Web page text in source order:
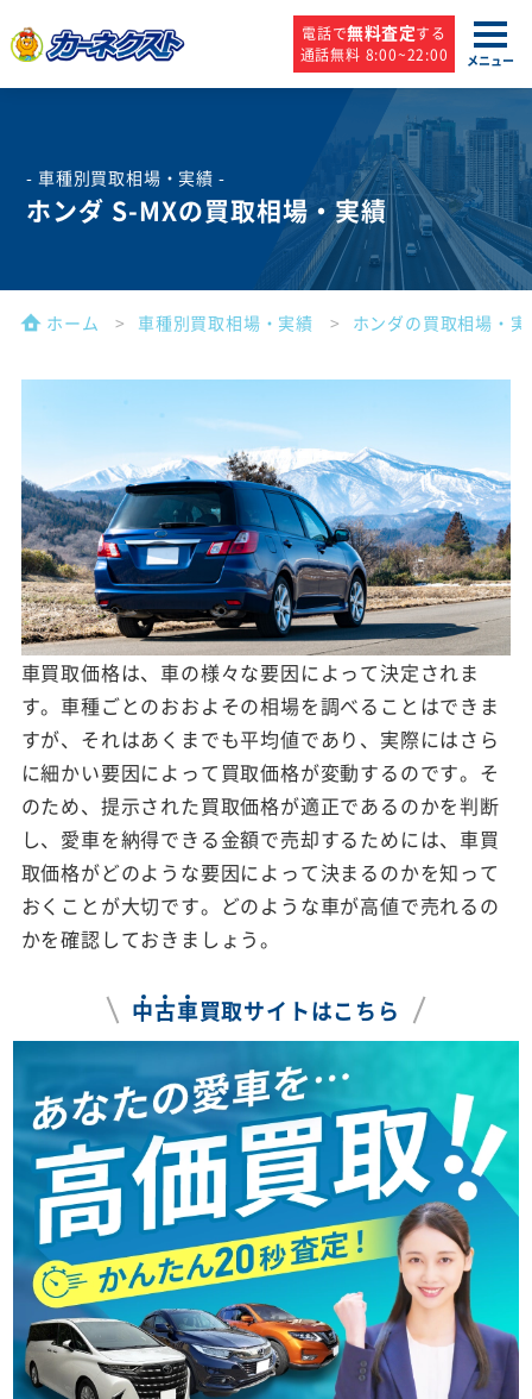
電話で無料査定する
通話無料 8:00~22:00
メニュー
- 車種別買取相場・実績 -
ホンダ S-MXの買取相場・実績
ホーム 車種別買取相場・実績 ホンダの買取相場・
車買取価格は、車の様々な要因によって決定されま
す。車種ごとのおおよその相場を調べることはできま
すが、それはあくまでも平均値であり、実際にはさら
に細かい要因によって買取価格が変動するのです。そ
のため、提示された買取価格が適正であるのかを判断
し、愛車を納得できる金額で売却するためには、車買
取価格がどのような要因によって決まるのかを知って
おくことが大切です。どのような車が高値で売れるの
かを確認しておきましょう。
中古車買取サイトはこちら